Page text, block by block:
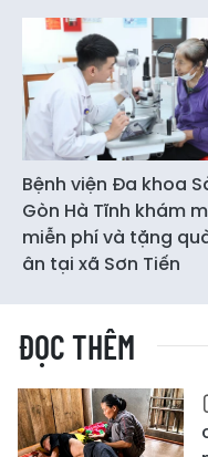
Bệnh viện Đa khoa
Gòn Hà Tĩnh khám
miễn phí và tặng
ân tại xã Sơn Tiến
ĐỌC THÊM